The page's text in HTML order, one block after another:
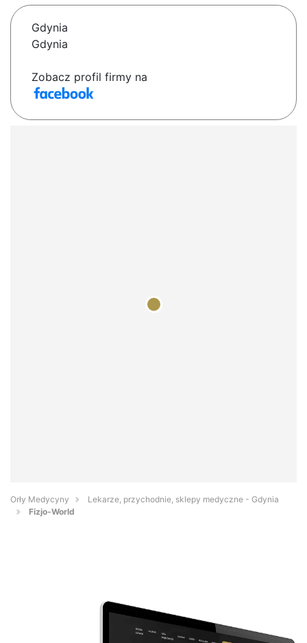
Gdynia
Gdynia
Zobacz profil firmy na
Orły Medycyny
Lekarze, przychodnie, sklepy medyczne - Gdynia
Fizjo-World